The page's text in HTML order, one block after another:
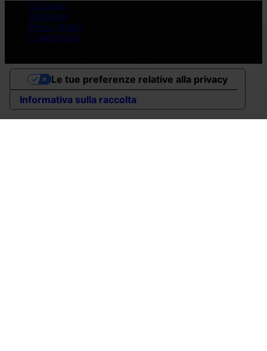
Chi siamo
Disclaimer
Privacy Policy
Cookie Policy
Informativa sulla raccolta
Le tue preferenze relative alla privacy